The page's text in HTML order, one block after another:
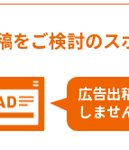
をご検討のス
広告出
しませ